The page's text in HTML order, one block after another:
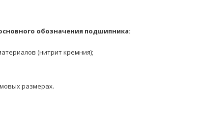
обозначения подшипника:
(нитрит кремния);
размерах.